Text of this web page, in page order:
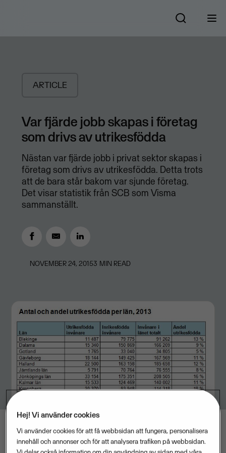
ARTICLE
Var fjärde jobb skapas i företag
som drivs av utrikesfödda
Nästan var fjärde jobb i privat sektor skapas i
företag som drivs av utrikesfödda. Detta trots
att de bara står bakom var sjunde företag.
Det visar statistik från SCB som Visma
sammanställt.
NOVEMBER 24, 20153 MIN READ
Hej! Vi använder cookies
Vi använder cookies för att få webbsidan att fungera, personalisera
innehåll och annonser och för att analysera trafiken på webbsidan.